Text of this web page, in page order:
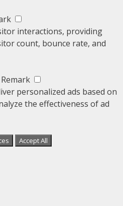
interactions, providing
count, bounce rate, and
Remark
personalized ads based on
the effectiveness of ad
Accept All